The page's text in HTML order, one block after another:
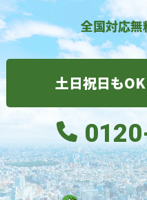
全国対応無
土日祝日も